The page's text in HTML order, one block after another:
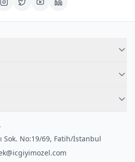
Sok. No:19/69, Fatih/İstanbul